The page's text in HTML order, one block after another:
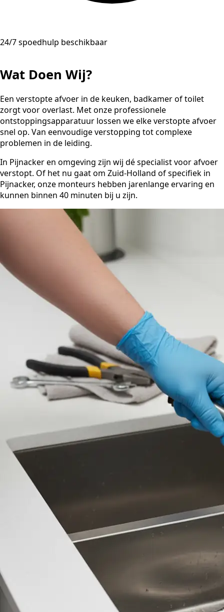
24/7 spoedhulp beschikbaar
Wat Doen Wij?
Een verstopte afvoer in de keuken, badkamer of toilet
zorgt voor overlast. Met onze professionele
ontstoppingsapparatuur lossen we elke verstopte afvoer
snel op. Van eenvoudige verstopping tot complexe
problemen in de leiding.
In Pijnacker en omgeving zijn wij dé specialist voor afvoer
verstopt. Of het nu gaat om Zuid-Holland of specifiek in
Pijnacker, onze monteurs hebben jarenlange ervaring en
kunnen binnen 40 minuten bij u zijn.